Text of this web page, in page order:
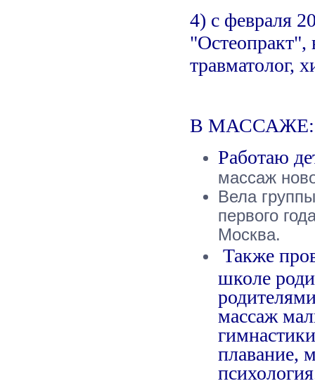
4) с февраля
травматолог,
В МАССАЖЕ:
Работаю
массаж
Вела
первого
Москва.
Также
школе
массаж
плавание,